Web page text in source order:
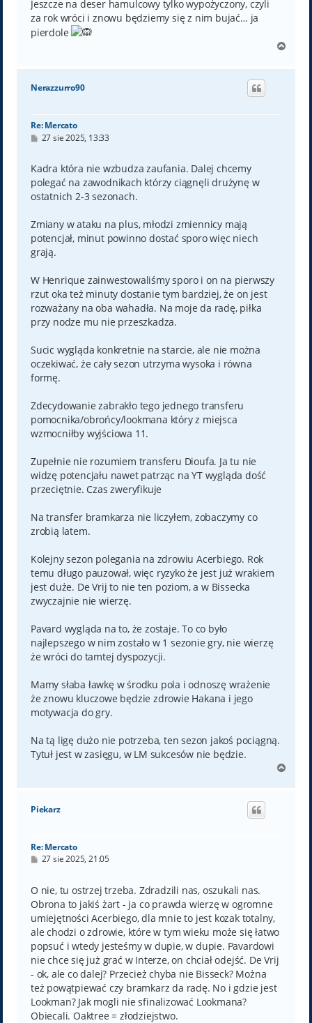
Jeszcze na deser hamulcowy tylko wypożyczony, czyli
za rok wróci i znowu będziemy się z nim bujać… ja
pierdole
g
Nerazzurro90
Re: Mercato
P
t
27 sie 2025, 13:33
Kadra która nie wzbudza zaufania. Dalej chcemy
polegać na zawodnikach którzy ciągnęli drużynę w
ostatnich 2-3 sezonach.
Zmiany w ataku na plus, młodzi zmiennicy mają
potencjał, minut powinno dostać sporo więc niech
grają.
W Henrique zainwestowaliśmy sporo i on na pierwszy
rzut oka też minuty dostanie tym bardziej, że on jest
rozważany na oba wahadła. Na moje da radę, piłka
przy nodze mu nie przeszkadza.
Sucic wygląda konkretnie na starcie, ale nie można
oczekiwać, że cały sezon utrzyma wysoka i równa
formę.
Zdecydowanie zabrakło tego jednego transferu
pomocnika/obrońcy/lookmana który z miejsca
wzmocniłby wyjściowa 11.
Zupełnie nie rozumiem transferu Dioufa. Ja tu nie
widzę potencjału nawet patrząc na YT wygląda dość
przeciętnie. Czas zweryfikuje
Na transfer bramkarza nie liczyłem, zobaczymy co
zrobią latem.
Kolejny sezon polegania na zdrowiu Acerbiego. Rok
temu długo pauzował, więc ryzyko że jest już wrakiem
jest duże. De Vrij to nie ten poziom, a w Bissecka
zwyczajnie nie wierzę.
Pavard wygląda na to, że zostaje. To co było
najlepszego w nim zostało w 1 sezonie gry, nie wierzę
że wróci do tamtej dyspozycji.
Mamy słaba ławkę w środku pola i odnoszę wrażenie
że znowu kluczowe będzie zdrowie Hakana i jego
motywacja do gry.
Na tą ligę dużo nie potrzeba, ten sezon jakoś pociągną.
Tytuł jest w zasięgu, w LM sukcesów nie będzie.
g
Piekarz
Re: Mercato
P27 sie 2025, 21:05
O nie, tu ostrzej trzeba. Zdradzili nas, oszukali nas.
Obrona to jakiś żart - ja co prawda wierzę w ogromne
umiejętności Acerbiego, dla mnie to jest kozak totalny,
ale chodzi o zdrowie, które w tym wieku może się łatwo
popsuć i wtedy jesteśmy w dupie, w dupie. Pavardowi
nie chce się już grać w Interze, on chciał odejść. De Vrij
- ok, ale co dalej? Przecież chyba nie Bisseck? Można
też powątpiewać czy bramkarz da radę. No i gdzie jest
Lookman? Jak mogli nie sfinalizować Lookmana?
Obiecali. Oaktree = złodziejstwo.